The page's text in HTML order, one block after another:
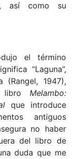
así como su
el término
“Laguna”,
(Rangel, 1947),
libro Melambo:
que introduce
antiguos
no haber
del libro de
duda que me